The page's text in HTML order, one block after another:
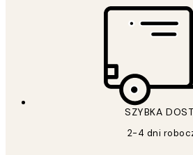
SZYBKA
2-4 dni